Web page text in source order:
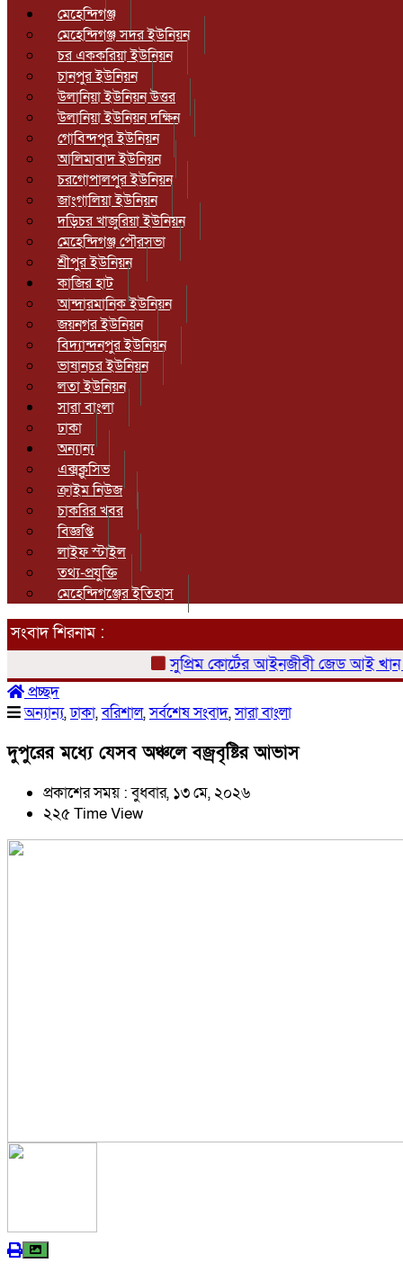
মেহেন্দিগঞ্জ
মেহেন্দিগঞ্জ সদর ইউনিয়ন
চর এককরিয়া ইউনিয়ন
চানপুর ইউনিয়ন
উলানিয়া ইউনিয়ন উত্তর
উলানিয়া ইউনিয়ন দক্ষিন
গোবিন্দপুর ইউনিয়ন
আলিমাবাদ ইউনিয়ন
চরগোপালপুর ইউনিয়ন
জাংগালিয়া ইউনিয়ন
দড়িচর খাজুরিয়া ইউনিয়ন
মেহেন্দিগঞ্জ পৌরসভা
শ্রীপুর ইউনিয়ন
কাজির হাট
আন্দারমানিক ইউনিয়ন
জয়নগর ইউনিয়ন
বিদ্যান্দনপুর ইউনিয়ন
ভাষানচর ইউনিয়ন
লতা ইউনিয়ন
সারা বাংলা
ঢাকা
অন্যান্য
এক্সক্লুসিভ
ক্রাইম নিউজ
চাকরির খবর
বিজ্ঞপ্তি
লাইফ স্টাইল
তথ্য-প্রযুক্তি
মেহেন্দিগঞ্জের ইতিহাস
সংবাদ শিরনাম :
সুপ্রিম কোর্টের আইনজীবী জেড আই খান
প্রচ্ছদ
অন্যান্য,ঢাকা,বরিশাল,সর্বশেষ সংবাদ,সারা বাংলা
দুপুরের মধ্যে যেসব অঞ্চলে বজ্রবৃষ্টির আভাস
প্রকাশের সময় : বুধবার, ১৩ মে, ২০২৬
২২৫ Time View